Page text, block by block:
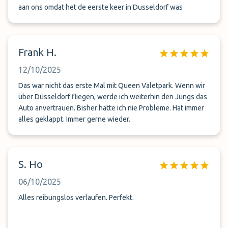
aan ons omdat het de eerste keer in Dusseldorf was
Frank H.
12/10/2025
Das war nicht das erste Mal mit Queen Valetpark. Wenn wir
über Düsseldorf fliegen, werde ich weiterhin den Jungs das
Auto anvertrauen. Bisher hatte ich nie Probleme. Hat immer
alles geklappt. Immer gerne wieder.
S. Ho
06/10/2025
Alles reibungslos verlaufen. Perfekt.